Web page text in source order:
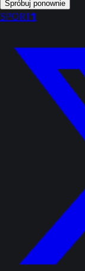
Spróbuj ponownie
SPORT1